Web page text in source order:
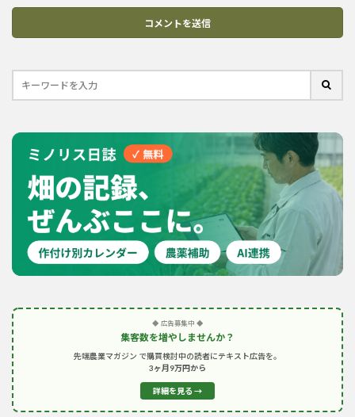
◆ 広告募集中 ◆
集客数を増やしませんか？
先端農業マガジン で購買検討中の読者にテキスト広告を。
3ヶ月9万円から
詳細を見る →